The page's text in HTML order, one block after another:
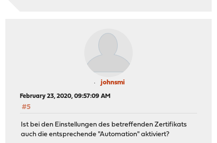
johnsmi
February 23, 2020, 09:57:09 AM
#5
Ist bei den Einstellungen des betreffenden Zertifikats
auch die entsprechende "Automation" aktiviert?